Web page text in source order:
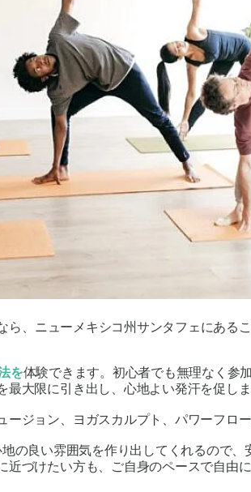
ら、ニューメキシコ州サンタフェにある
を体験できます。初心者でも無理なく参
大限に引き出し、心地よい発汗を促しま
ージョン、ヨガスカルプト、パワーフロ
の良い雰囲気を作り出してくれるので
近づけたい方も、ご自身のペースで自由